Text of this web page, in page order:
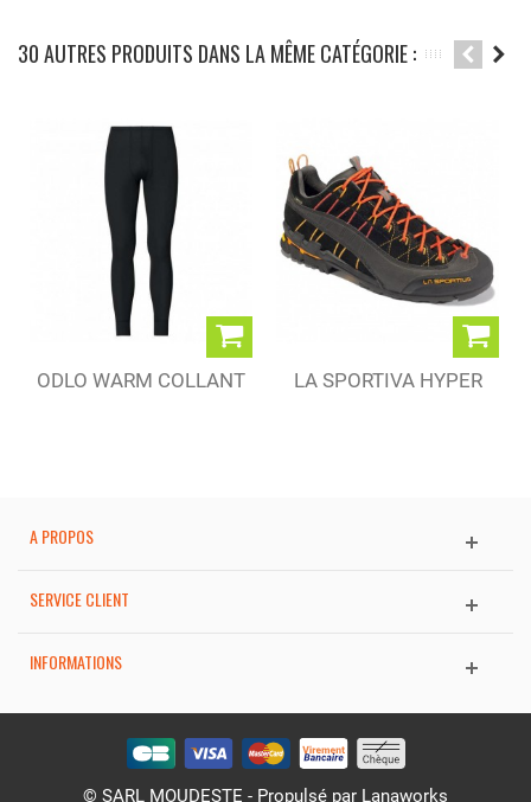
30 AUTRES PRODUITS DANS LA MÊME CATÉGORIE :
ODLO WARM COLLANT
LA SPORTIVA HYPER
A PROPOS
SERVICE CLIENT
INFORMATIONS
© SARL MOUDESTE - Propulsé par Lanaworks